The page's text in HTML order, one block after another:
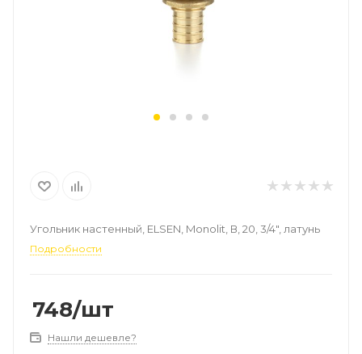
Угольник настенный, ELSEN, Monolit, В, 20, 3/4", латунь
Подробности
748/шт
Нашли дешевле?